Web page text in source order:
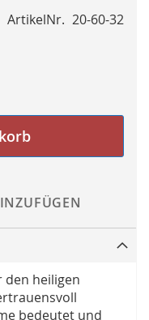
ArtikelNr. 20-60-32
heiligen
bedeutet und